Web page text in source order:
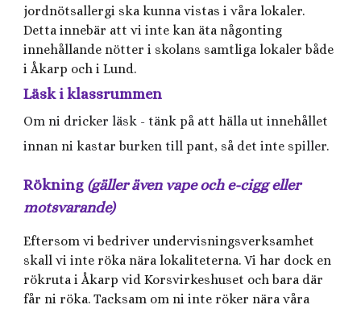
jordnötsallergi ska kunna vistas i våra lokaler.
Detta innebär att vi inte kan äta någonting
innehållande nötter i skolans samtliga lokaler både
i Åkarp och i Lund.
Läsk i klassrummen
Om ni dricker läsk - tänk på att hälla ut innehållet
innan ni kastar burken till pant, så det inte spiller.
Rökning (gäller även vape och e-cigg eller
motsvarande)
Eftersom vi bedriver undervisningsverksamhet
skall vi inte röka nära lokaliteterna. Vi har dock en
rökruta i Åkarp vid Korsvirkeshuset och bara där
får ni röka. Tacksam om ni inte röker nära våra